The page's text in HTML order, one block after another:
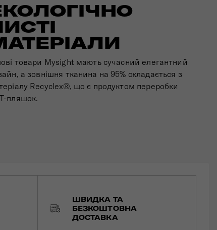
товари Mysight мають сучасний елегантний
а зовнішня тканина на 95% складається з
Recyclex®, що є продуктом переробки
пляшок.
ШВИДКА ТА
БЕЗКОШТОВНА
ДОСТАВКА